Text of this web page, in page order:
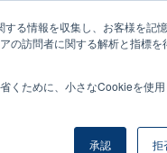
る情報を収集し、お客様を記
の訪問者に関する解析と指標を
くために、小さなCookieを使
承認 拒